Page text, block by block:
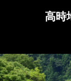
高時